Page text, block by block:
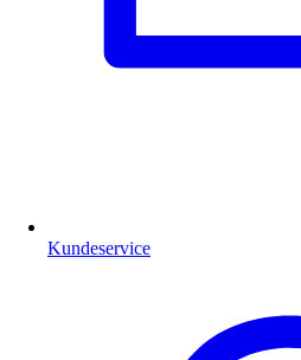
Kundeservice